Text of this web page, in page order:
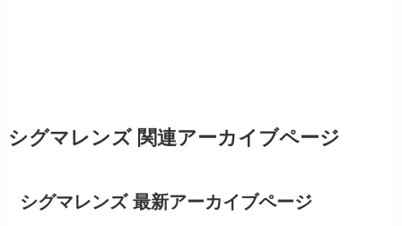
シグマレンズ 関連アーカイブページ
シグマレンズ 最新アーカイブページ